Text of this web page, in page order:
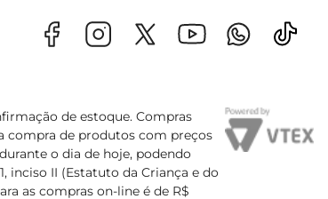
de estoque. Compras
compra de produtos com preços
o dia de hoje, podendo
inciso II (Estatuto da Criança e do
as compras on-line é de R$